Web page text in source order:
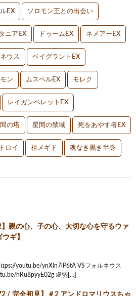
EX ソロモン王との出会い
ニアEX ドゥームEX ネメアーEX
ウス ベイグラントEX
ン ムスペルEX モレク
レイガンベレットEX
の塔 星間の禁域 死をあやす者EX
ロイ 祖メギド 魂なき黒き半身
】親の心、子の心、大切な心を守るウァ
ギ】
youtu.be/ynXln7lP6tA VSフォルネウス
hRu8pyyE02g 虚弱[…]
/ 完全初見】＃2 アンドロマリウスちゃ